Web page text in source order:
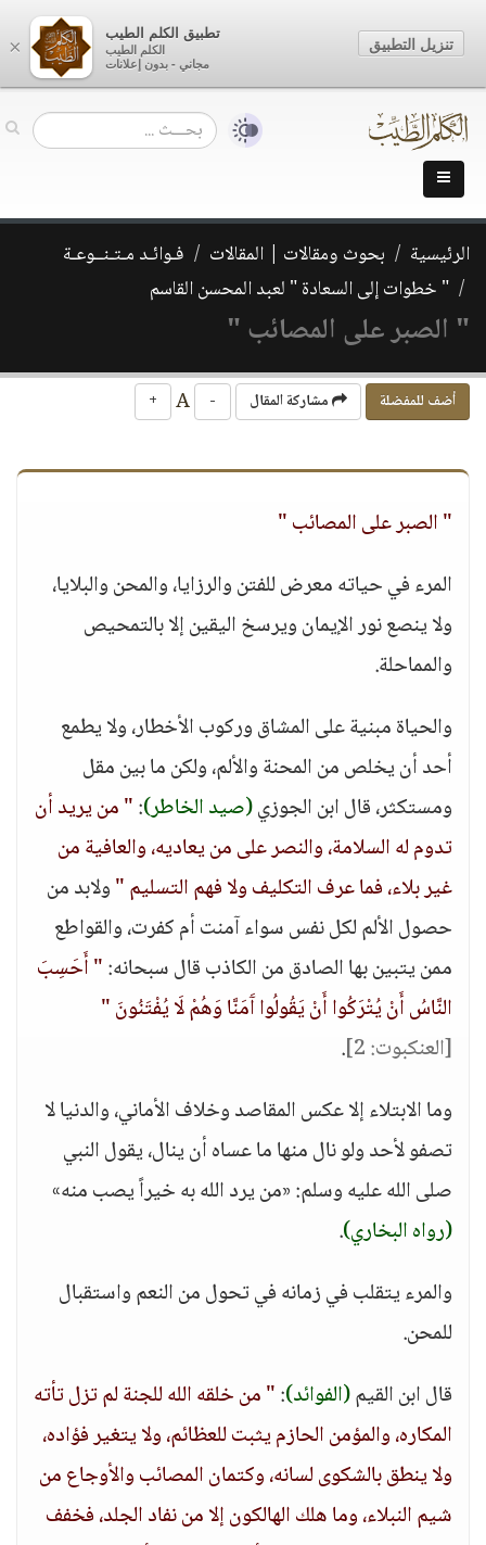
الرئيسية بحوث ومقالات | المقالات
فـوائـد مـتـنــوعـة
" خطوات إلى السعادة " لعبد المحسن القاسم
" الصبر على المصائب "
أضف للمفضلة مشاركة المقال -
+
" الصبر على المصائب "
المرء في حياته معرض للفتن والرزايا، والمحن والبلايا،
ولا ينصع نور الإيمان ويرسخ اليقين إلا بالتمحيص
والمماحلة.
والحياة مبنية على المشاق وركوب الأخطار، ولا يطمع
أحد أن يخلص من المحنة والألم، ولكن ما بين مقل
ومستكثر، قال ابن الجوزي(صيد الخاطر):" من يريد أن
تدوم له السلامة، والنصر على من يعاديه، والعافية من
غير بلاء، فما عرف التكليف ولا فهم التسليم "ولابد من
حصول الألم لكل نفس سواء آمنت أم كفرت، والقواطع
ممن يتبين بها الصادق من الكاذب قال سبحانه:" أَحَسِبَ
النَّاسُ أَنْ يُتْرَكُوا أَنْ يَقُولُوا آَمَنَّا وَهُمْ لَا يُفْتَنُونَ "
[العنكبوت: 2]
.
وما الابتلاء إلا عكس المقاصد وخلاف الأماني، والدنيا لا
تصفو لأحد ولو نال منها ما عساه أن ينال، يقول النبي
صلى الله عليه وسلم: «من يرد الله به خيراً يصب منه»
(رواه البخاري).
والمرء يتقلب في زمانه في تحول من النعم واستقبال
للمحن.
قال ابن القيم(الفوائد):" من خلقه الله للجنة لم تزل تأته
المكاره، والمؤمن الحازم يثبت للعظائم، ولا يتغير فؤاده،
ولا ينطق بالشكوى لسانه، وكتمان المصائب والأوجاع من
شيم النبلاء، وما هلك الهالكون إلا من نفاد الجلد، فخفف
×
تطبيق الكلم الطيب
الكلم الطيب
مجاني - بدون إعلانات
تنزيل التطبيق